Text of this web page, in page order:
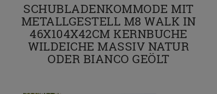
SCHUBLADENKOMMODE MIT
METALLGESTELL M8 WALK IN
46X104X42CM KERNBUCHE
WILDEICHE MASSIV NATUR
ODER BIANCO GEÖLT